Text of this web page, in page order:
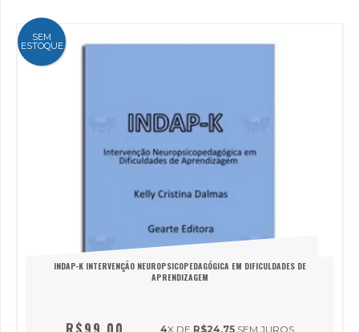
SEM
ESTOQUE
INDAP-K INTERVENÇÃO NEUROPSICOPEDAGÓGICA EM DIFICULDADES DE
APRENDIZAGEM
4X DE R$24,75 SEM JUROS